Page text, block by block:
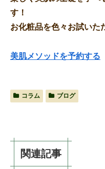
す！
お化粧品を色々お試いた
美肌メソッドを予約する
コラム ブログ
関連記事